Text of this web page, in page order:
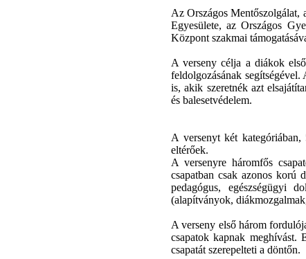
Az Országos
Egyesülete, az Országos
Központ szakmai
A verseny célja a diákok
feldolgozásának
is, akik szeretnék azt
és balesetvédelem.
A versenyt két
eltérőek.
A versenyre háromfős
csapatban csak azonos korú
pedagógus, egészségügyi
(alapítványok,
A verseny első három
csapatok kapnak meghívást.
csapatát szerepelteti a döntőn.